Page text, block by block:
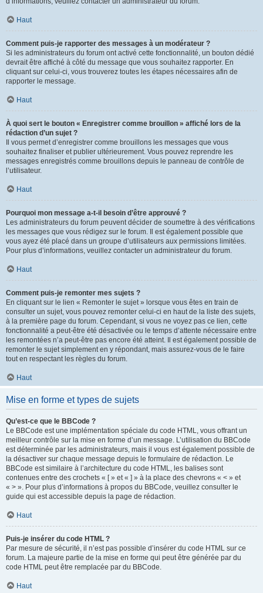
Haut
Comment puis-je rapporter des messages à un modérateur ?
Si les administrateurs du forum ont activé cette fonctionnalité, un bouton dédié
devrait être affiché à côté du message que vous souhaitez rapporter. En
cliquant sur celui-ci, vous trouverez toutes les étapes nécessaires afin de
rapporter le message.
Haut
À quoi sert le bouton « Enregistrer comme brouillon » affiché lors de la
rédaction d’un sujet ?
Il vous permet d’enregistrer comme brouillons les messages que vous
souhaitez finaliser et publier ultérieurement. Vous pouvez reprendre les
messages enregistrés comme brouillons depuis le panneau de contrôle de
l’utilisateur.
Haut
Pourquoi mon message a-t-il besoin d’être approuvé ?
Les administrateurs du forum peuvent décider de soumettre à des vérifications
les messages que vous rédigez sur le forum. Il est également possible que
vous ayez été placé dans un groupe d’utilisateurs aux permissions limitées.
Pour plus d’informations, veuillez contacter un administrateur du forum.
Haut
Comment puis-je remonter mes sujets ?
En cliquant sur le lien « Remonter le sujet » lorsque vous êtes en train de
consulter un sujet, vous pouvez remonter celui-ci en haut de la liste des sujets,
à la première page du forum. Cependant, si vous ne voyez pas ce lien, cette
fonctionnalité a peut-être été désactivée ou le temps d’attente nécessaire entre
les remontées n’a peut-être pas encore été atteint. Il est également possible de
remonter le sujet simplement en y répondant, mais assurez-vous de le faire
tout en respectant les règles du forum.
Haut
Mise en forme et types de sujets
Qu’est-ce que le BBCode ?
Le BBCode est une implémentation spéciale du code HTML, vous offrant un
meilleur contrôle sur la mise en forme d’un message. L’utilisation du BBCode
est déterminée par les administrateurs, mais il vous est également possible de
la désactiver sur chaque message depuis le formulaire de rédaction. Le
BBCode est similaire à l’architecture du code HTML, les balises sont
contenues entre des crochets « [ » et « ] » à la place des chevrons « < » et
« > ». Pour plus d’informations à propos du BBCode, veuillez consulter le
guide qui est accessible depuis la page de rédaction.
Haut
Puis-je insérer du code HTML ?
Par mesure de sécurité, il n’est pas possible d’insérer du code HTML sur ce
forum. La majeure partie de la mise en forme qui peut être générée par du
code HTML peut être remplacée par du BBCode.
Haut